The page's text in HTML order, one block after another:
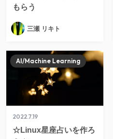
もらう
三瀬 リキト
2022.7.19
☆Linux星座占いを作ろ
AI/Machine Learning